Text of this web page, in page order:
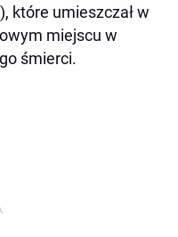
które umieszczał w
miejscu w
śmierci.